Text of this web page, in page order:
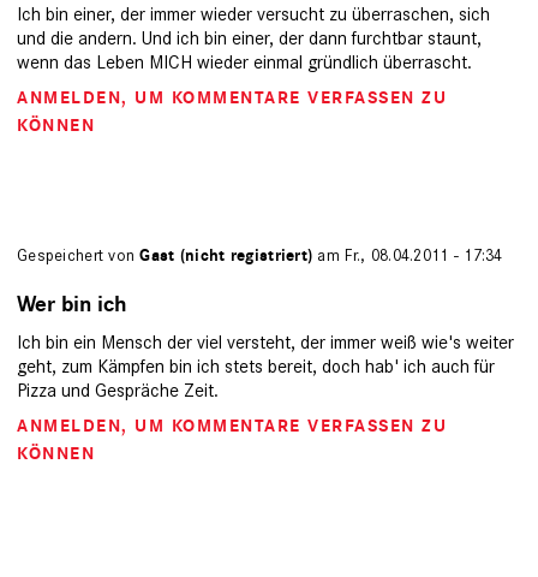
Ich bin einer, der immer wieder versucht zu überraschen, sich
und die andern. Und ich bin einer, der dann furchtbar staunt,
wenn das Leben MICH wieder einmal gründlich überrascht.
ANMELDEN, UM KOMMENTARE VERFASSEN ZU
KÖNNEN
Gespeichert vonGast (nicht registriert) am Fr., 08.04.2011 - 17:34
Wer bin ich
Ich bin ein Mensch der viel versteht, der immer weiß wie's weiter
geht, zum Kämpfen bin ich stets bereit, doch hab' ich auch für
Pizza und Gespräche Zeit.
ANMELDEN, UM KOMMENTARE VERFASSEN ZU
KÖNNEN